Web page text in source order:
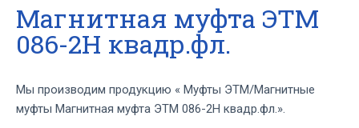
Магнитная муфта ЭТМ
086-2Н квадр.фл.
Мы производим продукцию « Муфты ЭТМ/Магнитные
муфты Магнитная муфта ЭТМ 086-2Н квадр.фл.».